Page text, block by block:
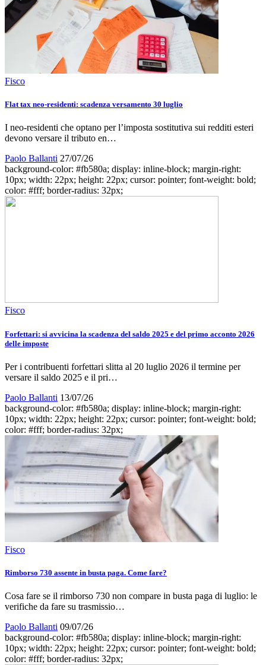
Fisco
Flat tax neo-residenti: scadenza versamento 30 luglio
I neo-residenti che optano per l’imposta sostitutiva sui redditi esteri
devono versare il tributo en…
Paolo Ballanti 27/07/26
background-color: #fb580a; display: inline-block; margin-right:
10px; width: 22px; height: 22px; cursor: pointer; font-weight: bold;
color: #fff; border-radius: 32px;
Fisco
Forfettari: si avvicina la scadenza del saldo 2025 e del primo acconto 2026
delle imposte
Per i contribuenti forfettari slitta al 20 luglio 2026 il termine per
versare il saldo 2025 e il pri…
Paolo Ballanti 13/07/26
background-color: #fb580a; display: inline-block; margin-right:
10px; width: 22px; height: 22px; cursor: pointer; font-weight: bold;
color: #fff; border-radius: 32px;
Fisco
Rimborso 730 assente in busta paga. Come fare?
Cosa fare se il rimborso 730 non compare in busta paga di luglio: le
verifiche da fare su trasmissio…
Paolo Ballanti 09/07/26
background-color: #fb580a; display: inline-block; margin-right:
10px; width: 22px; height: 22px; cursor: pointer; font-weight: bold;
color: #fff; border-radius: 32px;